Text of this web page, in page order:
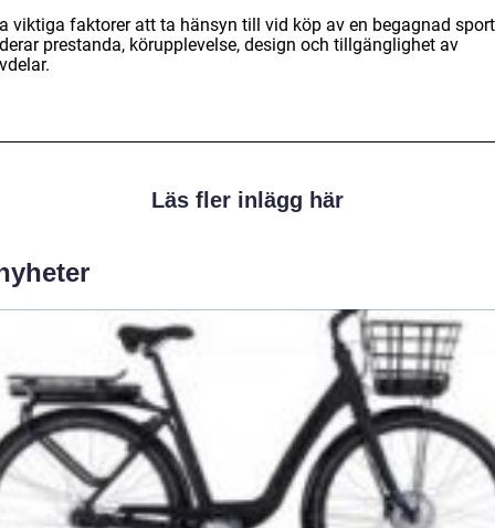
viktiga faktorer att ta hänsyn till vid köp av en begagnad
prestanda, körupplevelse, design och tillgänglighet av
Läs fler inlägg här